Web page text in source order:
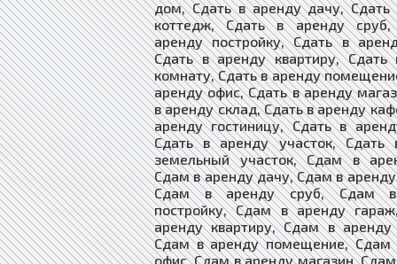
дом, Сдать в аренду дачу, Сдать
коттедж, Сдать в аренду
аренду постройку, Сдать в
Сдать в аренду квартиру, Сдать
комнату, Сдать в аренду
аренду офис, Сдать в аренду
в аренду склад, Сдать в аренду
аренду гостиницу, Сдать в
Сдать в аренду участок, Сдать
земельный участок, Сдам в
Сдам в аренду дачу, Сдам в
Сдам в аренду сруб, Сдам в
постройку, Сдам в аренду
аренду квартиру, Сдам в аренду
Сдам в аренду помещение, Сдам
офис, Сдам в аренду магазин,